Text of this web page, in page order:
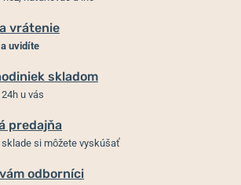
vrátenie
uvidíte
skladom
u vás
predajňa
sklade si môžete vyskúšať
odborníci